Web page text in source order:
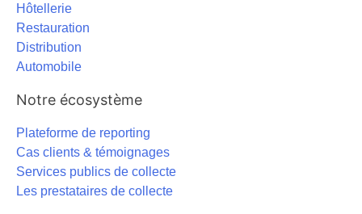
Hôtellerie
Restauration
Distribution
Automobile
Notre écosystème
Plateforme de reporting
Cas clients & témoignages
Services publics de collecte
Les prestataires de collecte